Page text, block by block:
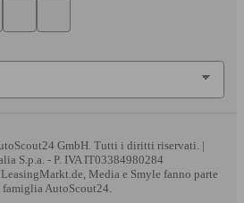
GmbH. Tutti i diritti riservati. |
S.p.a. - P. IVA IT03384980284
Media e Smyle fanno parte
AutoScout24.